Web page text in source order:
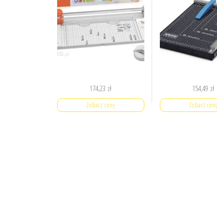
174,23 zł
Zobacz cenę
154,49 zł
Zobacz